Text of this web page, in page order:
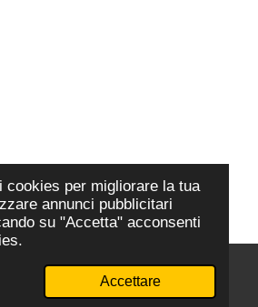
per migliorare la tua
annunci pubblicitari
su "Accetta" acconsenti
Accettare